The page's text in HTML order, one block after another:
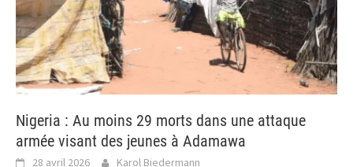
Nigeria : Au moins 29 morts dans une attaque
armée visant des jeunes à Adamawa
28 avril 2026 Karol Biedermann